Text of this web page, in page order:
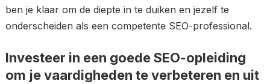
ben je klaar om de diepte in te duiken en jezelf te
onderscheiden als een competente SEO-professional.
Investeer in een goede SEO-opleiding
om je vaardigheden te verbeteren en uit